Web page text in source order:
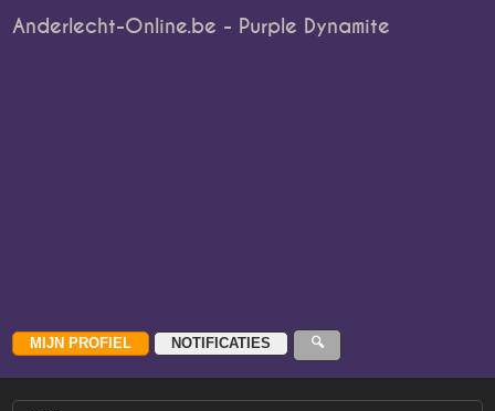
Anderlecht-Online.be - Purple Dynamite